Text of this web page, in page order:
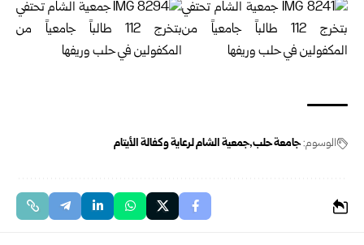
الوسوم:جامعة حلب جمعية الشام لرعاية وكفالة الأيتام